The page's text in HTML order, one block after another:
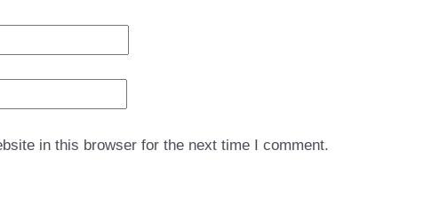
in this browser for the next time I comment.